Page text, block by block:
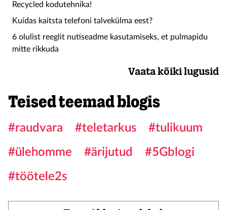
Recycled kodutehnika!
Kuidas kaitsta telefoni talvekülma eest?
6 olulist reeglit nutiseadme kasutamiseks, et pulmapidu
mitte rikkuda
Vaata kõiki lugusid
Teised teemad blogis
#raudvara #teletarkus
#tulikuum
#ülehomme
#ärijutud
#5Gblogi
#töötele2s